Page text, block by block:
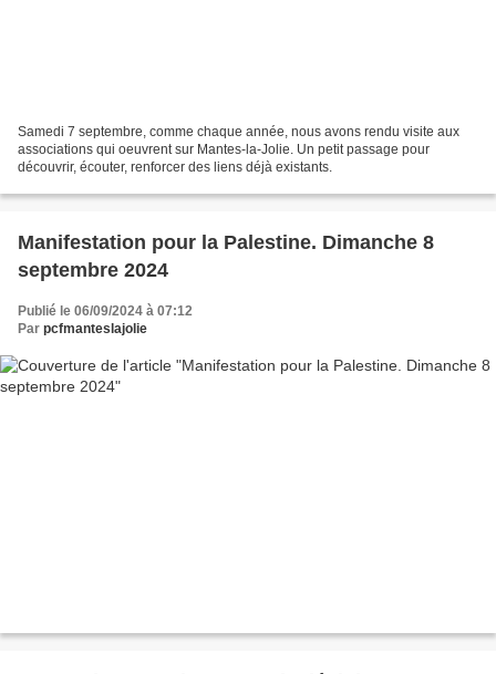
Samedi 7 septembre, comme chaque année, nous avons rendu visite aux
associations qui oeuvrent sur Mantes-la-Jolie. Un petit passage pour
découvrir, écouter, renforcer des liens déjà existants.
Manifestation pour la Palestine. Dimanche 8
septembre 2024
Publié le 06/09/2024 à 07:12
Par pcfmanteslajolie